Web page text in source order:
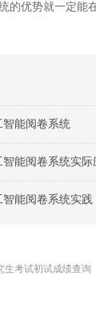
优势就一定能
能阅卷系统
能阅卷系统实际
能阅卷系统实践
生考试初试成绩查询